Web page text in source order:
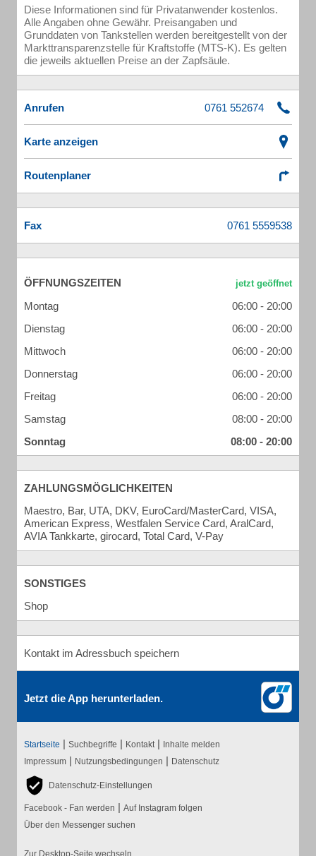
Diese Informationen sind für Privatanwender kostenlos.
Alle Angaben ohne Gewähr. Preisangaben und
Grunddaten von Tankstellen werden bereitgestellt von der
Markttransparenzstelle für Kraftstoffe (MTS-K). Es gelten
die jeweils aktuellen Preise an der Zapfsäule.
Anrufen
Karte anzeigen
Routenplaner
Fax
ÖFFNUNGSZEITEN
Montag
06:00 - 20:00
Dienstag
06:00 - 20:00
Mittwoch
06:00 - 20:00
Donnerstag
06:00 - 20:00
Freitag
06:00 - 20:00
Samstag
08:00 - 20:00
Sonntag
08:00 - 20:00
ZAHLUNGSMÖGLICHKEITEN
Maestro, Bar, UTA, DKV, EuroCard/MasterCard, VISA,
American Express, Westfalen Service Card, AralCard,
AVIA Tankkarte, girocard, Total Card, V-Pay
SONSTIGES
Shop
Kontakt im Adressbuch speichern
Jetzt die App herunterladen.
Startseite | Suchbegriffe | Kontakt | Inhalte melden
Impressum | Nutzungsbedingungen | Datenschutz
Datenschutz-Einstellungen
Facebook - Fan werden | Auf Instagram folgen
Über den Messenger suchen
Zur Desktop-Seite wechseln